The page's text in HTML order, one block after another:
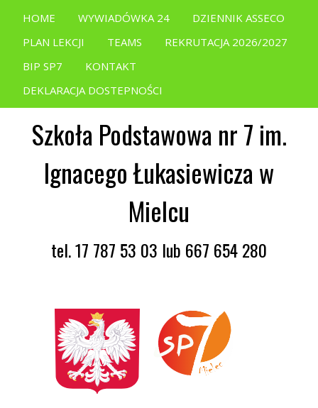
HOME WYWIADÓWKA 24
DZIENNIK ASSECO
PLAN LEKCJI
TEAMS
REKRUTACJA 2026/2027
BIP SP7
KONTAKT
DEKLARACJA DOSTEPNOŚCI
Szkoła Podstawowa nr 7 im.
Ignacego Łukasiewicza w
Mielcu
tel. 17 787 53 03 lub 667 654 280